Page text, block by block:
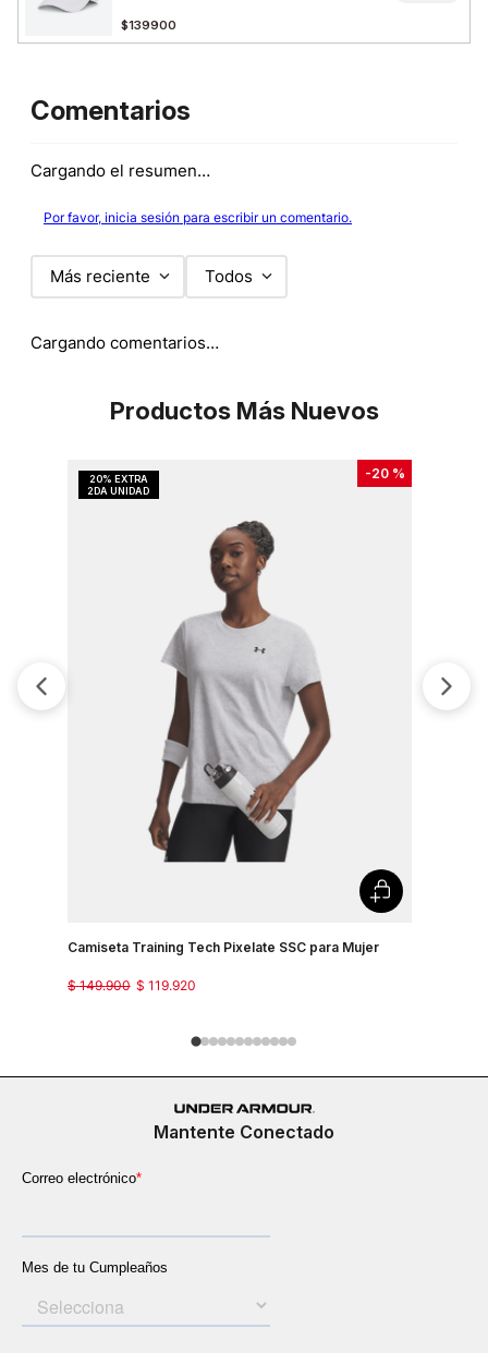
$139900
Comentarios
Cargando el resumen…
Por favor, inicia sesión para escribir un comentario.
Más reciente Todos
Cargando comentarios…
Productos Más Nuevos
-20 %
Camiseta Training Tech Pixelate SSC para Mujer
$ 119.920
$ 149.900
Mantente Conectado